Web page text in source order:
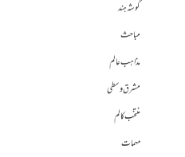
گوشہ ہند
مباحث
مذاہب عالم
مشرق وسطی
منتخب کالم
مہمات